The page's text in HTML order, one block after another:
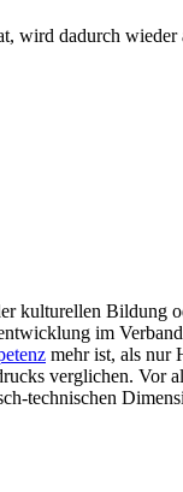
wird dadurch wieder
kulturellen Bildung
im
mehr ist, als nur
verglichen. Vor
technischen